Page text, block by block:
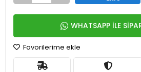
WHATSAPP İLE
Favorilerime ekle